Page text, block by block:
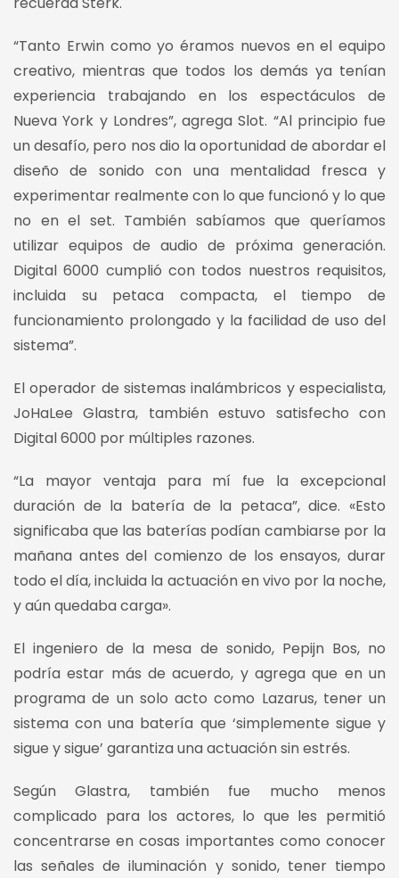
“Tanto Erwin como yo éramos nuevos en el equipo
creativo, mientras que todos los demás ya tenían
experiencia trabajando en los espectáculos de
Nueva York y Londres”, agrega Slot. “Al principio fue
un desafío, pero nos dio la oportunidad de abordar el
diseño de sonido con una mentalidad fresca y
experimentar realmente con lo que funcionó y lo que
no en el set. También sabíamos que queríamos
utilizar equipos de audio de próxima generación.
Digital 6000 cumplió con todos nuestros requisitos,
incluida su petaca compacta, el tiempo de
funcionamiento prolongado y la facilidad de uso del
sistema”.
El operador de sistemas inalámbricos y especialista,
JoHaLee Glastra, también estuvo satisfecho con
Digital 6000 por múltiples razones.
“La mayor ventaja para mí fue la excepcional
duración de la batería de la petaca”, dice. «Esto
significaba que las baterías podían cambiarse por la
mañana antes del comienzo de los ensayos, durar
todo el día, incluida la actuación en vivo por la noche,
y aún quedaba carga».
El ingeniero de la mesa de sonido, Pepijn Bos, no
podría estar más de acuerdo, y agrega que en un
programa de un solo acto como Lazarus, tener un
sistema con una batería que ‘simplemente sigue y
sigue y sigue’ garantiza una actuación sin estrés.
Según Glastra, también fue mucho menos
complicado para los actores, lo que les permitió
concentrarse en cosas importantes como conocer
las señales de iluminación y sonido, tener tiempo